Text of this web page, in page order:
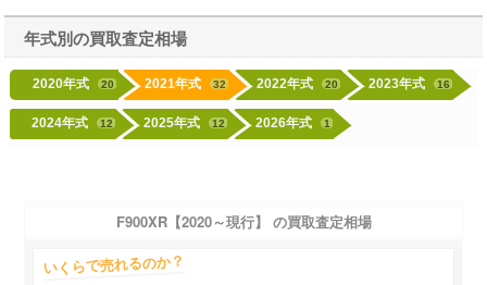
年式別の買取査定相場
2020年式 20 2021年式 32 2022年式 20 2023年式 16
2024年式 12 2025年式 12 2026年式 1
F900XR【2020～現行】 の買取査定相場
いくらで売れるのか？